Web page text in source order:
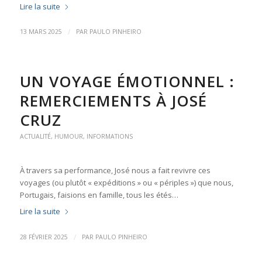
Lire la suite
13 MARS 2025 / PAR PAULO PINHEIRO
UN VOYAGE ÉMOTIONNEL :
REMERCIEMENTS À JOSÉ
CRUZ
ACTUALITÉ, HUMOUR, INFORMATIONS
À travers sa performance, José nous a fait revivre ces
voyages (ou plutôt « expéditions » ou « périples ») que nous,
Portugais, faisions en famille, tous les étés…
Lire la suite
28 FÉVRIER 2025 / PAR PAULO PINHEIRO